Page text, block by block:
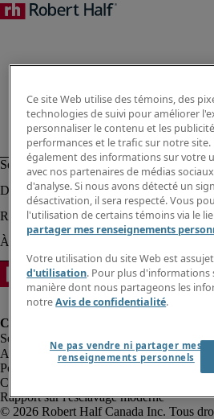
Alerte à la fraude
Politique de confidentialité
Conditions d’utilisation
Rapport sur l'esclavage moderne
Robert Half Canada Inc. Tous
Ce site Web utilise des témoins, des
technologies de suivi pour améliorer
personnaliser le contenu et les
performances et le trafic sur notre
également des informations sur votre
avec nos partenaires de médias
d'analyse. Si nous avons détecté un
désactivation, il sera respecté. Vous
l'utilisation de certains témoins via le
partager mes renseignements
Votre utilisation du site Web est
d'utilisation. Pour plus d'informations
manière dont nous partageons les
notreAvis de confidentialité.
Ne pas vendre ni partager mes
renseignements personnels